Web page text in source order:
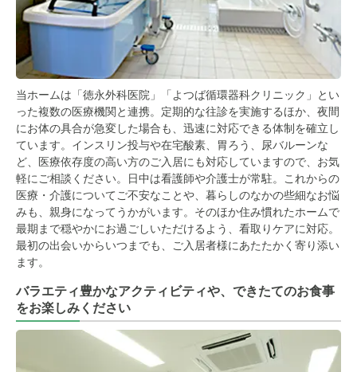
当ホームは「徳永外科医院」「よつば循環器科クリニック」とい
った複数の医療機関と連携。定期的な往診を実施するほか、夜間
にお体の具合が急変した場合も、迅速に対応できる体制を確立し
ています。インスリン投与や在宅酸素、胃ろう、尿バルーンな
ど、医療依存度の高い方のご入居にも対応していますので、お気
軽にご相談ください。日中は看護師や介護士が常駐。これからの
医療・介護についてご不安なことや、暮らしのなかの些細なお悩
みも、親身になってうかがいます。そのほか住み慣れたホームで
最期まで穏やかにお過ごしいただけるよう、看取りケアに対応。
最初の出会いからいつまでも、ご入居者様にあたたかく寄り添い
ます。
バラエティ豊かなアクティビティや、できたてのお食事
をお楽しみください